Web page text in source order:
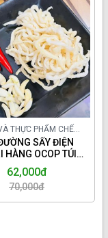
THỰC PHẨM CHẾ
NƯỚCSẤY ĐIỆN
HÀNG OCOP TÚI
62,000đ
70,000đ